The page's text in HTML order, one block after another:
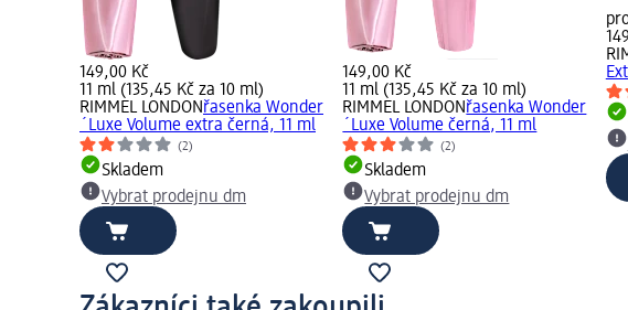
149,00 Kč
11 ml (135,45 Kč za 10 ml)
RIMMEL LONDONřasenka Wonder
´Luxe Volume extra černá, 11 ml
(2)
Skladem
Vybrat prodejnu dm
149,00 Kč
11 ml (135,45 Kč za 10 ml)
RIMMEL LONDONřasenka Wonder
´Luxe Volume černá, 11 ml
(2)
Skladem
Vybrat prodejnu dm